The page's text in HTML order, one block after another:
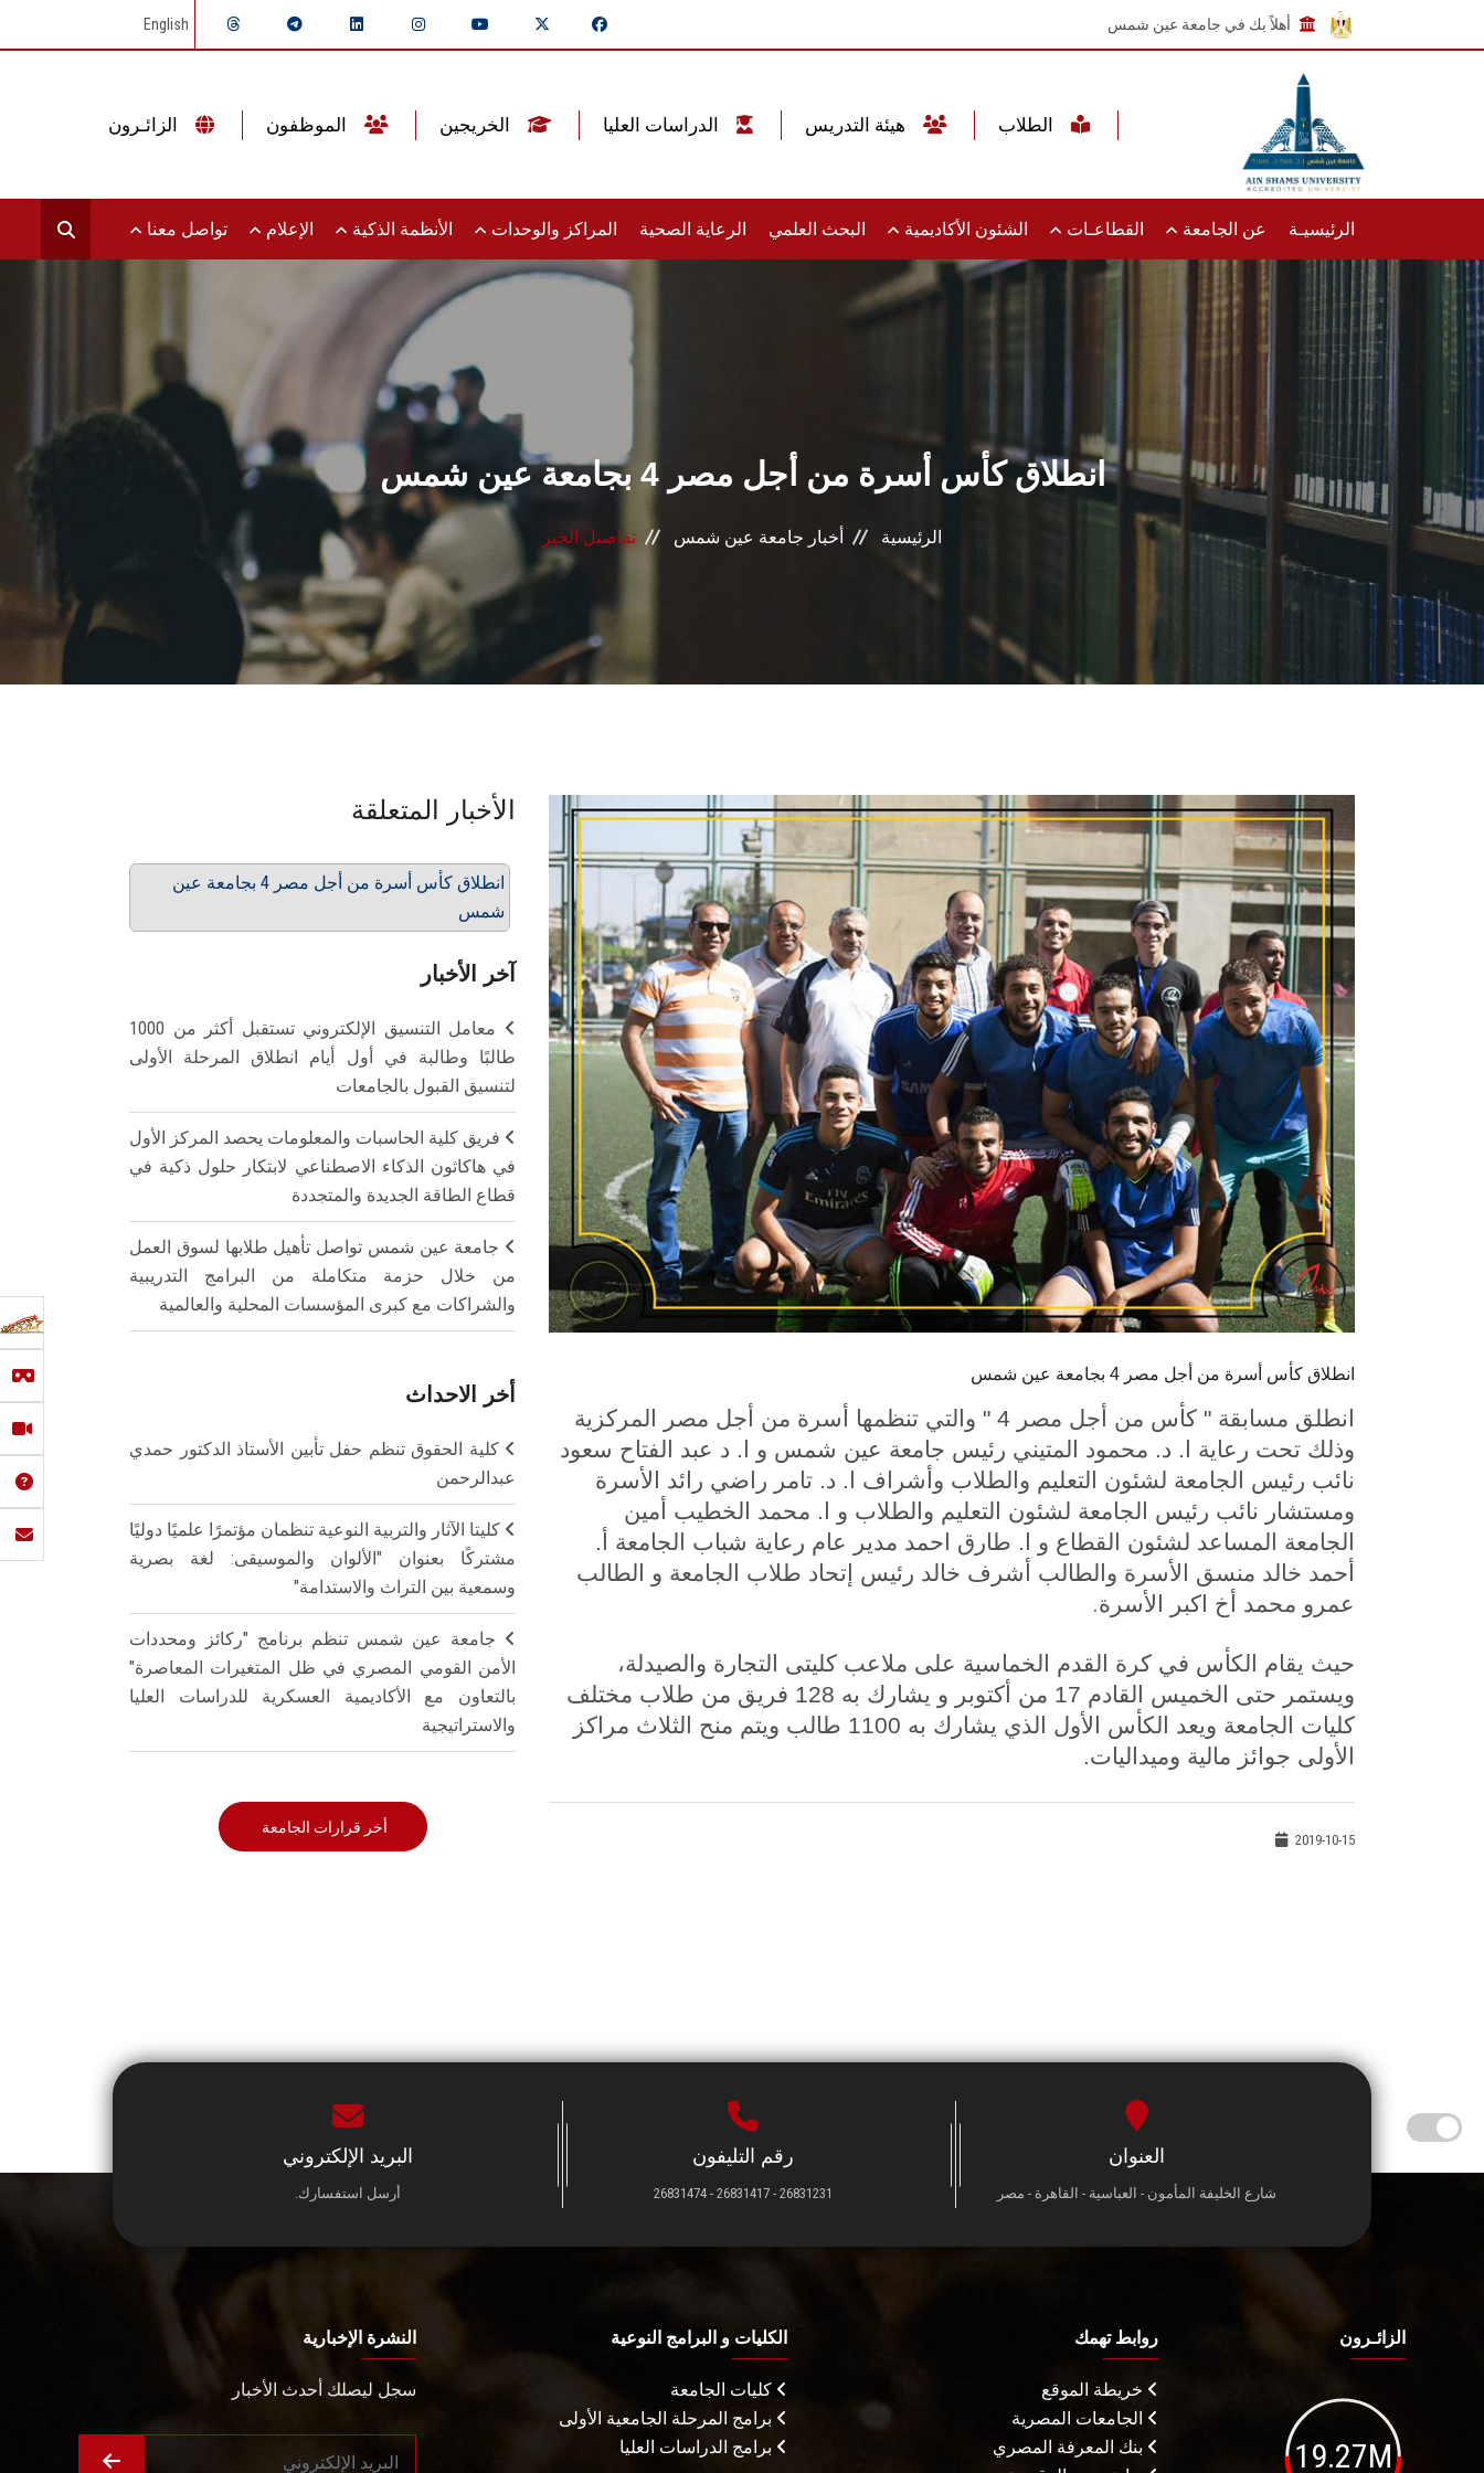
أهلاً بك في جامعة عين شمس English
الرئيسيـة عن الجامعة القطاعـات الشئون الأكاديمية البحث العلمي الرعاية الصحية المراكز والوحدات الأنظمة الذكية الإعلام تواصل معنا
انطلاق كأس أسرة من أجل مصر 4 بجامعة عين شمس
الرئيسية أخبار جامعة عين شمس تفاصيل الخبر
انطلاق كأس أسرة من أجل مصر 4 بجامعة عين شمس
انطلق مسابقة " كأس من أجل مصر 4 " والتي تنظمها أسرة من أجل مصر المركزية
وذلك تحت رعاية ا. د. محمود المتيني رئيس جامعة عين شمس و ا. د عبد الفتاح سعود
نائب رئيس الجامعة لشئون التعليم والطلاب وأشراف ا. د. تامر راضي رائد الأسرة
ومستشار نائب رئيس الجامعة لشئون التعليم والطلاب و ا. محمد الخطيب أمين
الجامعة المساعد لشئون القطاع و ا. طارق احمد مدير عام رعاية شباب الجامعة أ.
أحمد خالد منسق الأسرة والطالب أشرف خالد رئيس إتحاد طلاب الجامعة و الطالب
عمرو محمد أخ اكبر الأسرة.
حيث يقام الكأس في كرة القدم الخماسية على ملاعب كليتى التجارة والصيدلة،
ويستمر حتى الخميس القادم 17 من أكتوبر و يشارك به 128 فريق من طلاب مختلف
كليات الجامعة ويعد الكأس الأول الذي يشارك به 1100 طالب ويتم منح الثلاث مراكز
الأولى جوائز مالية وميداليات.
2019-10-15
الأخبار المتعلقة
انطلاق كأس أسرة من أجل مصر 4 بجامعة عين
شمس
آخر الأخبار
معامل التنسيق الإلكتروني تستقبل أكثر من 1000
طالبًا وطالبة في أول أيام انطلاق المرحلة الأولى
لتنسيق القبول بالجامعات
فريق كلية الحاسبات والمعلومات يحصد المركز الأول
في هاكاثون الذكاء الاصطناعي لابتكار حلول ذكية في
قطاع الطاقة الجديدة والمتجددة
جامعة عين شمس تواصل تأهيل طلابها لسوق العمل
من خلال حزمة متكاملة من البرامج التدريبية
والشراكات مع كبرى المؤسسات المحلية والعالمية
أخر الاحداث
كلية الحقوق تنظم حفل تأبين الأستاذ الدكتور حمدي
عبدالرحمن
كليتا الآثار والتربية النوعية تنظمان مؤتمرًا علميًا دوليًا
مشتركًا بعنوان "الألوان والموسيقى: لغة بصرية
وسمعية بين التراث والاستدامة"
جامعة عين شمس تنظم برنامج "ركائز ومحددات
الأمن القومي المصري في ظل المتغيرات المعاصرة"
بالتعاون مع الأكاديمية العسكرية للدراسات العليا
والاستراتيجية
أخر قرارات الجامعة
العنوان
شارع الخليفة المأمون - العباسية - القاهرة - مصر
رقم التليفون
26831231 - 26831417 - 26831474
البريد الإلكتروني
أرسل استفسارك.
الزائـرون
19.27M
روابط تهمك
خريطة الموقع
الجامعات المصرية
بنك المعرفة المصري
الكليات و البرامج النوعية
كليات الجامعة
برامج المرحلة الجامعية الأولى
برامج الدراسات العليا
النشرة الإخبارية
سجل ليصلك أحدث الأخبار